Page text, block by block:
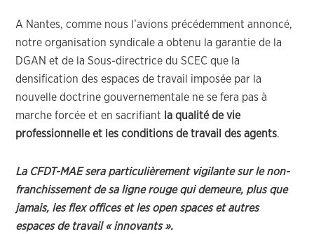
A Nantes, comme nous l’avions précédemment annoncé,
notre organisation syndicale a obtenu la garantie de la
DGAN et de la Sous-directrice du SCEC que la
densification des espaces de travail imposée par la
nouvelle doctrine gouvernementale ne se fera pas à
marche forcée et en sacrifiant la qualité de vie
professionnelle et les conditions de travail des agents.
La CFDT-MAE sera particulièrement vigilante sur le non-
franchissement de sa ligne rouge qui demeure, plus que
jamais, les flex offices et les open spaces et autres
espaces de travail « innovants ».